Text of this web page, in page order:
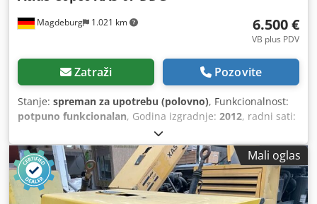
Magdeburg 1.021 km 6.500 €
VB plus PDV
Zatraži Pozovite
Stanje: spreman za upotrebu (polovno), Funkcionalnost:
potpuno funkcionalan, Godina izgradnje: 2012, radni sati:
Mali oglas